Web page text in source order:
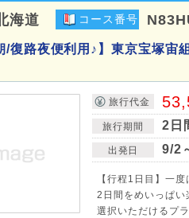
海道 コース番号
/復路夜便利用♪】東京宝塚宙
旅行代金
旅行期間 2日
出発日 9/2
【行程1日目】一
2日間をめいっぱい
選択いただけるプ